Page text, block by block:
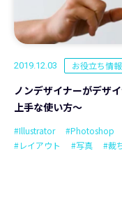
2019.12.03 お役立ち情報
ノンデザイナーがデザ
上手な使い方～
#Illustrator #Photoshop
#レイアウト
#写真 #裁